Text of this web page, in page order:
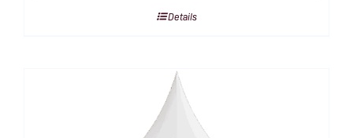
Details